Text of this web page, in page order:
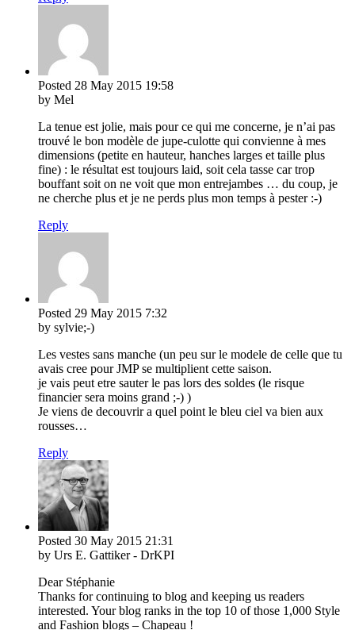
Posted 28 May 2015 19:58
by Mel
La tenue est jolie, mais pour ce qui me concerne, je n’ai pas
trouvé le bon modèle de jupe-culotte qui convienne à mes
dimensions (petite en hauteur, hanches larges et taille plus
fine) : le résultat est toujours laid, soit cela tasse car trop
bouffant soit on ne voit que mon entrejambes … du coup, je
ne cherche plus et je ne perds plus mon temps à pester :-)
Reply
Posted 29 May 2015 7:32
by sylvie;-)
Les vestes sans manche (un peu sur le modele de celle que tu
avais cree pour JMP se multiplient cette saison.
je vais peut etre sauter le pas lors des soldes (le risque
financier sera moins grand ;-) )
Je viens de decouvrir a quel point le bleu ciel va bien aux
rousses…
Reply
Posted 30 May 2015 21:31
by Urs E. Gattiker - DrKPI
Dear Stéphanie
Thanks for continuing to blog and keeping us readers
interested. Your blog ranks in the top 10 of those 1,000 Style
and Fashion blogs – Chapeau !